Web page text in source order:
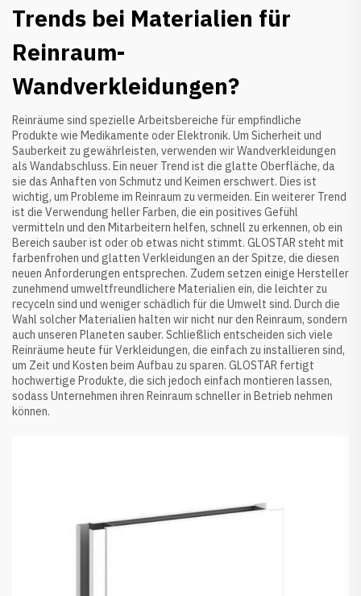
Trends bei Materialien für
Reinraum-
Wandverkleidungen?
Reinräume sind spezielle Arbeitsbereiche für empfindliche
Produkte wie Medikamente oder Elektronik. Um Sicherheit und
Sauberkeit zu gewährleisten, verwenden wir Wandverkleidungen
als Wandabschluss. Ein neuer Trend ist die glatte Oberfläche, da
sie das Anhaften von Schmutz und Keimen erschwert. Dies ist
wichtig, um Probleme im Reinraum zu vermeiden. Ein weiterer Trend
ist die Verwendung heller Farben, die ein positives Gefühl
vermitteln und den Mitarbeitern helfen, schnell zu erkennen, ob ein
Bereich sauber ist oder ob etwas nicht stimmt. GLOSTAR steht mit
farbenfrohen und glatten Verkleidungen an der Spitze, die diesen
neuen Anforderungen entsprechen. Zudem setzen einige Hersteller
zunehmend umweltfreundlichere Materialien ein, die leichter zu
recyceln sind und weniger schädlich für die Umwelt sind. Durch die
Wahl solcher Materialien halten wir nicht nur den Reinraum, sondern
auch unseren Planeten sauber. Schließlich entscheiden sich viele
Reinräume heute für Verkleidungen, die einfach zu installieren sind,
um Zeit und Kosten beim Aufbau zu sparen. GLOSTAR fertigt
hochwertige Produkte, die sich jedoch einfach montieren lassen,
sodass Unternehmen ihren Reinraum schneller in Betrieb nehmen
können.